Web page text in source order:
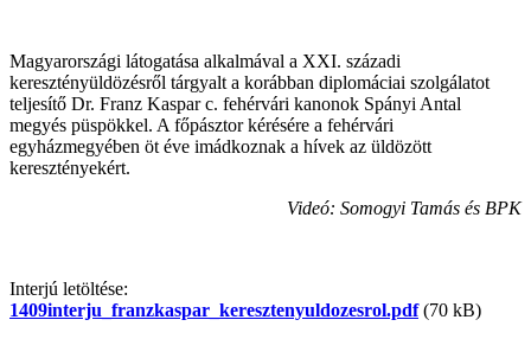
Magyarországi látogatása alkalmával a XXI. századi
keresztényüldözésről tárgyalt a korábban diplomáciai szolgálatot
teljesítő Dr. Franz Kaspar c. fehérvári kanonok Spányi Antal
megyés püspökkel. A főpásztor kérésére a fehérvári
egyházmegyében öt éve imádkoznak a hívek az üldözött
keresztényekért.
Videó: Somogyi Tamás és BPK
Interjú letöltése:
1409interju_franzkaspar_keresztenyuldozesrol.pdf(70 kB)